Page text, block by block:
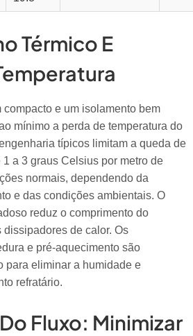
Térmico E
e um isolamento bem
mínimo a perda de temperatura do
típicos limitam a queda de
a 3 graus Celsius por metro de
normais, dependendo da
e das condições ambientais. O
reduz o comprimento do
de calor. Os
e pré-aquecimento são
para eliminar a humidade e
refratário.
Fluxo: Minimizar